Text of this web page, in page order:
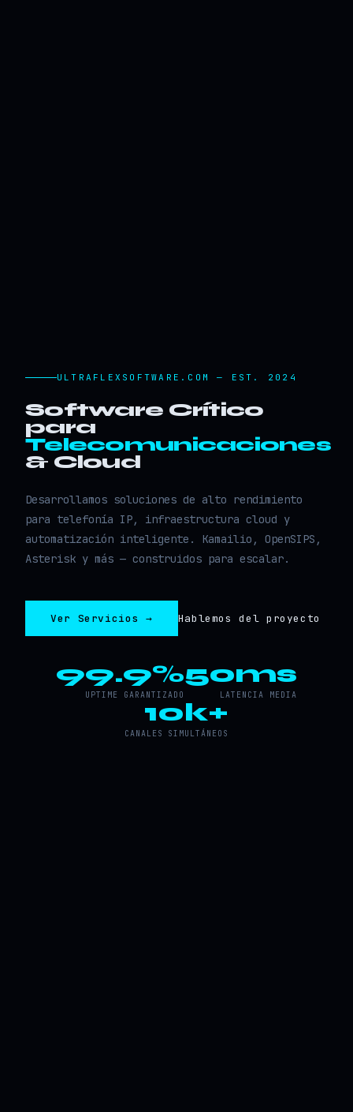
ULTRAFLEXSOFTWARE.COM — EST. 2024
Software Crítico
para
Telecomunicaciones
& Cloud
Desarrollamos soluciones de alto rendimiento
para telefonía IP, infraestructura cloud y
automatización inteligente. Kamailio, OpenSIPS,
Asterisk y más — construidos para escalar.
Ver Servicios → Hablemos del proyecto
99.9%
UPTIME GARANTIZADO
50ms
LATENCIA MEDIA
10k+
CANALES SIMULTÁNEOS